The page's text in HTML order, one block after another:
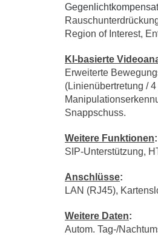
Region of Interest,
KI-basierte
Erweiterte
(Linienübertretung /
Snappschuss.
Weitere Funktionen:
SIP-Unterstützung,
Anschlüsse:
LAN (RJ45),
Weitere Daten:
Autom. Tag-/